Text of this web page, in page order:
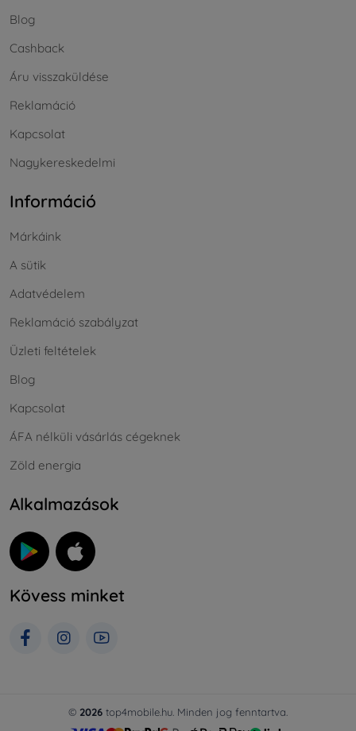
Blog
Cashback
Áru visszaküldése
Reklamáció
Kapcsolat
Nagykereskedelmi
Információ
Márkáink
A sütik
Adatvédelem
Reklamáció szabályzat
Üzleti feltételek
Blog
Kapcsolat
ÁFA nélküli vásárlás cégeknek
Zöld energia
Alkalmazások
Kövess minket
© 2026 top4mobile.hu. Minden jog fenntartva.